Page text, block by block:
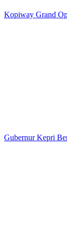
Kopiway Grand
Gubernur Kepri